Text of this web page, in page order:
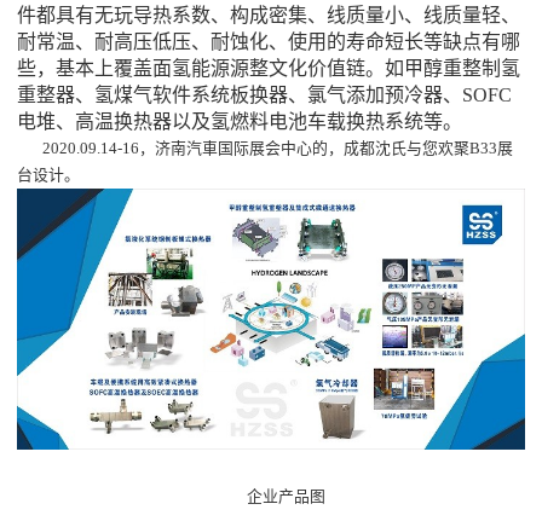
件都具有无玩导热系数、构成密集、线质量小、线质量轻、
耐常温、耐高压低压、耐蚀化、使用的寿命短长等缺点有哪
些，基本上覆盖面氢能源源整文化价值链。如甲醇重整制氢
重整器、氢煤气软件系统板换器、氯气添加预冷器、SOFC
电堆、高温换热器以及氢燃料电池车载换热系统等。
2020.09.14-16，济南汽車国际展会中心的，成都沈氏与您欢聚B33展
台设计。
企业产品图